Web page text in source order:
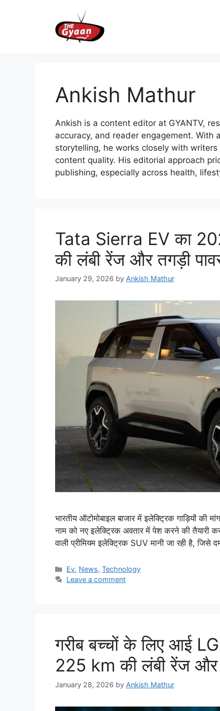
Ankish Mathur
Ankish is a content editor at GYANTV,
accuracy, and reader engagement.
storytelling, he works closely with
content quality. His editorial approach
publishing, especially across health,
Tata Sierra EV का
की लंबी रेंज और तगड़ी
January 29, 2026 by Ankish Mathur
भारतीय ऑटोमोबाइल बाजार में इलेक्ट्रिक गाड़ियों
नाम को नए इलेक्ट्रिक अवतार में पेश करने की तैयारी
वाली प्रीमियम इलेक्ट्रिक SUV मानी जा रही है,
Categories
Ev, News,Technology
Leave a comment
गरीब बच्चों के लिए आई
225 km की लंबी रेंज
January 28, 2026 by Ankish Mathur